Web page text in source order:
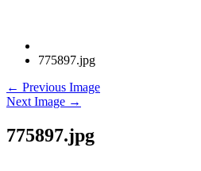
775897.jpg
← Previous Image
Next Image →
775897.jpg